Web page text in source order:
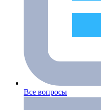
Все вопросы